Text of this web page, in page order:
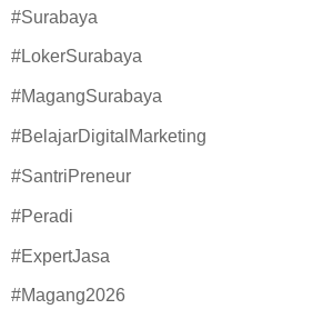
#Surabaya
#LokerSurabaya
#MagangSurabaya
#BelajarDigitalMarketing
#SantriPreneur
#Peradi
#ExpertJasa
#Magang2026